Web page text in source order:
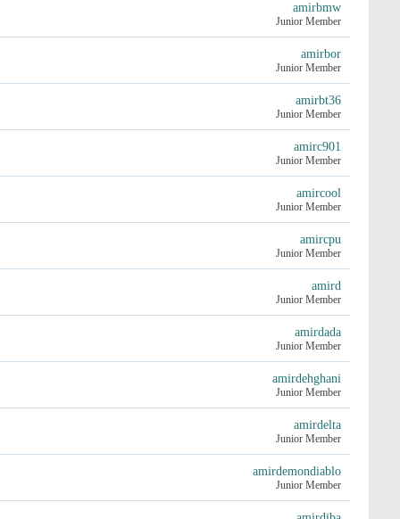
amirbmw
Junior Member
amirbor
Junior Member
amirbt36
Junior Member
amirc901
Junior Member
amircool
Junior Member
amircpu
Junior Member
amird
Junior Member
amirdada
Junior Member
amirdehghani
Junior Member
amirdelta
Junior Member
amirdemondiablo
Junior Member